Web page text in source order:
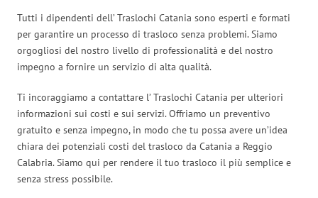
Tutti i dipendenti dell’ Traslochi Catania sono esperti e formati
per garantire un processo di trasloco senza problemi. Siamo
orgogliosi del nostro livello di professionalità e del nostro
impegno a fornire un servizio di alta qualità.
Ti incoraggiamo a contattare l’ Traslochi Catania per ulteriori
informazioni sui costi e sui servizi. Offriamo un preventivo
gratuito e senza impegno, in modo che tu possa avere un’idea
chiara dei potenziali costi del trasloco da Catania a Reggio
Calabria. Siamo qui per rendere il tuo trasloco il più semplice e
senza stress possibile.